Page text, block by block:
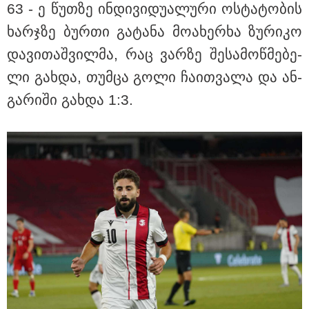
მნიშვნელოვანი ინფორმაცია
11:13 / 05-08-2026
Hisense წარმოგიდგენთ გზავნილს "ინოვაციები
უკეთესი ცხოვრებისათვის" FIFA-ს 2026 წლის
მსოფლიო ჩემპიონატზე™
სამართალი
63 - ე წუთ­ზე ინ­დი­ვი­დუ­ა­ლუ­რი ოს­ტა­ტო­ბის
ხარ­ჯზე ბურ­თი გა­ტა­ნა მო­ა­ხერ­ხა ზუ­რი­კო
და­ვი­თაშ­ვილ­მა, რაც ვარ­ზე შე­სა­მოწ­მე­ბე­
ლი გახ­და, თუმ­ცა გოლი ჩა­ით­ვა­ლა და ან­
გა­რი­ში გახ­და 1:3.